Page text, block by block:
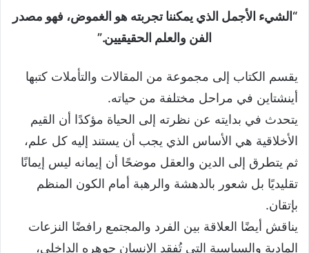
“الشيء الأجمل الذي يمكننا تجربته هو الغموض، فهو مصدر
الفن والعلم الحقيقيين.”
يقسم الكتاب إلى مجموعة من المقالات والتأملات كتبها
أينشتاين في مراحل مختلفة من حياته.
يتحدث في بدايته عن نظرته إلى الحياة مؤكدًا أن القيم
الأخلاقية هي الأساس الذي يجب أن يستند إليه كل علم،
ثم يتطرق إلى الدين والعقل موضحًا أن إيمانه ليس إيمانًا
تقليديًا بل شعور بالدهشة والرهبة أمام الكون المنظم
بإتقان.
يناقش أيضًا العلاقة بين الفرد والمجتمع رافضًا النزعات
المادية والسياسية التي تُفقد الإنسان جوهره الداخلي،